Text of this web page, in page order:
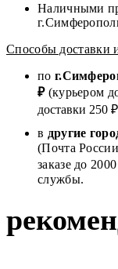
Наличными
Способы доставки
по
₽(курьером
доставки 250
в другие
(Почта
заказе до
службы.